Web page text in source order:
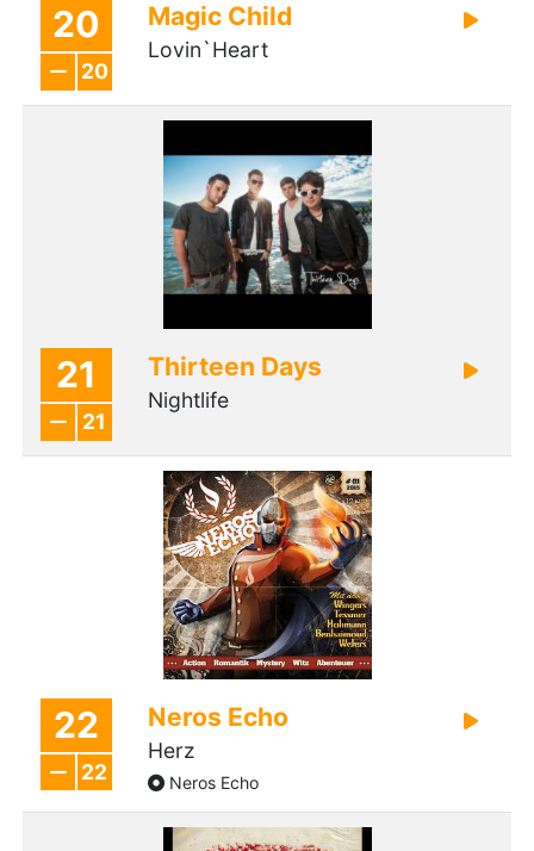
20
20
Magic Child
Lovin`Heart
21
21
Thirteen Days
Nightlife
22
22
Neros Echo
Herz
Neros Echo